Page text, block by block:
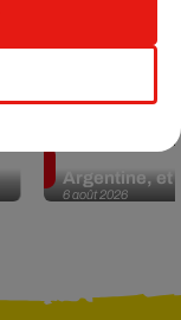
6 août 2026
Le fourmilier
Argentine, et